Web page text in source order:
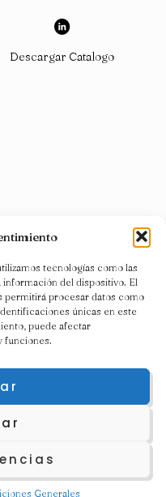
tecnologías como las
del dispositivo. El
permitirá procesar datos como
únicas en este
puede afectar
funciones.
Generales
Descargar Catalogo
|
de privacidad